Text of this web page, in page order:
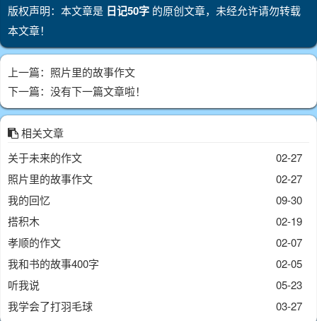
版权声明：本文章是 日记50字 的原创文章，未经允许请勿转载
本文章！
上一篇： 照片里的故事作文
下一篇：没有下一篇文章啦！
相关文章
02-27
关于未来的作文
02-27
照片里的故事作文
09-30
我的回忆
02-19
搭积木
02-07
孝顺的作文
02-05
我和书的故事400字
05-23
听我说
03-27
我学会了打羽毛球